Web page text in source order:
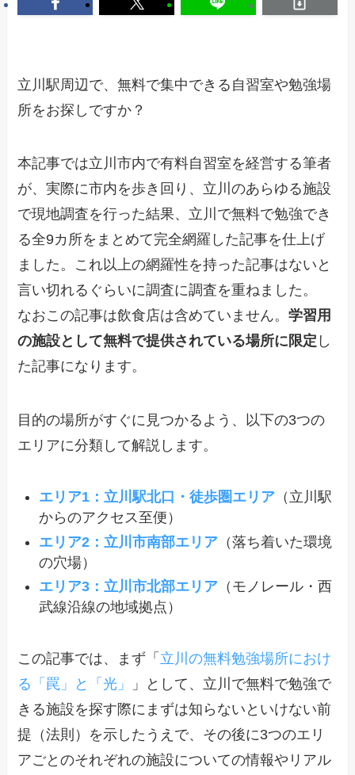
立川駅周辺で、無料で集中できる自習室や勉強場
所をお探しですか？
本記事では立川市内で有料自習室を経営する筆者
が、実際に市内を歩き回り、立川のあらゆる施設
で現地調査を行った結果、立川で無料で勉強でき
る全9カ所をまとめて完全網羅した記事を仕上げ
ました。これ以上の網羅性を持った記事はないと
言い切れるぐらいに調査に調査を重ねました。
なおこの記事は飲食店は含めていません。学習用
の施設として無料で提供されている場所に限定 し
た記事になります。
目的の場所がすぐに見つかるよう、以下の3つの
エリアに分類して解説します。
エリア1：立川駅北口・徒歩圏エリア （立川駅
からのアクセス至便）
エリア2：立川市南部エリア （落ち着いた環境
の穴場）
エリア3：立川市北部エリア （モノレール・西
武線沿線の地域拠点）
この記事では、まず「 立川の無料勉強場所におけ
る「罠」と「光」
」として、立川で無料で勉強で
きる施設を探す際にまずは知らないといけない前
提（法則）を示したうえで、その後に3つのエリ
アごとのそれぞれの施設についての情報やリアル